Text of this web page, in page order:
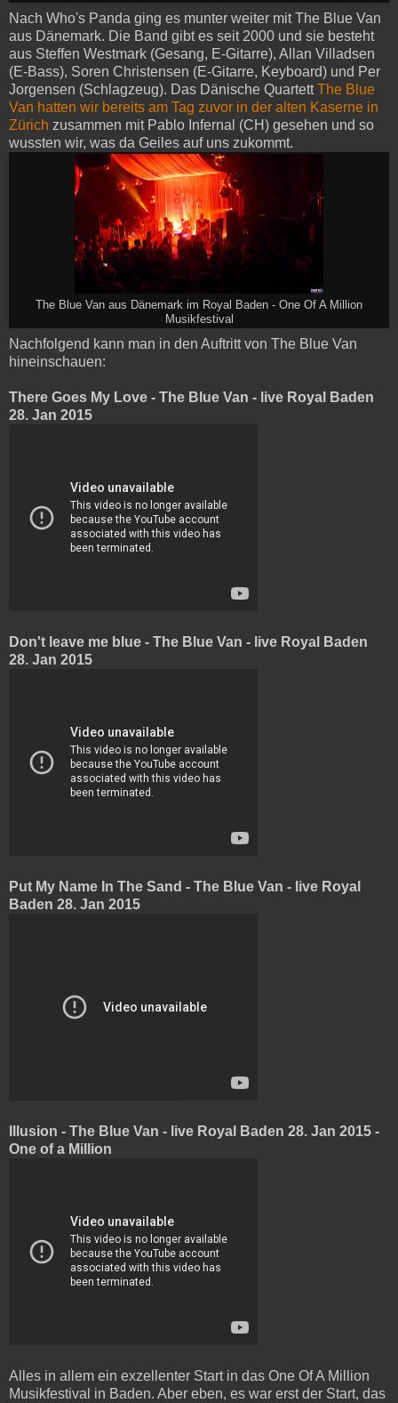
Nach Who's Panda ging es munter weiter mit The Blue Van
aus Dänemark. Die Band gibt es seit 2000 und sie besteht
aus Steffen Westmark (Gesang, E-Gitarre), Allan Villadsen
(E-Bass), Soren Christensen (E-Gitarre, Keyboard) und Per
Jorgensen (Schlagzeug). Das Dänische QuartettThe Blue
Van hatten wir bereits am Tag zuvor in der alten Kaserne in
Zürich zusammen mit Pablo Infernal (CH) gesehen und so
wussten wir, was da Geiles auf uns zukommt.
The Blue Van aus Dänemark im Royal Baden - One Of A Million
Musikfestival
Nachfolgend kann man in den Auftritt von The Blue Van
hineinschauen:
There Goes My Love - The Blue Van - live Royal Baden
28. Jan 2015
Don't leave me blue - The Blue Van - live Royal Baden
28. Jan 2015
Put My Name In The Sand - The Blue Van - live Royal
Baden 28. Jan 2015
Illusion - The Blue Van - live Royal Baden 28. Jan 2015 -
One of a Million
Alles in allem ein exzellenter Start in das One Of A Million
Musikfestival in Baden. Aber eben, es war erst der Start, das